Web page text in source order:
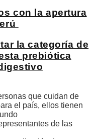
con la apertura
la categoría de
prebiótica
que cuidan de
el país, ellos tienen
de las